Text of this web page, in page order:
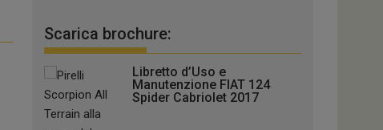
Scarica brochure:
Libretto d’Uso e
Manutenzione FIAT 124
Spider Cabriolet 2017